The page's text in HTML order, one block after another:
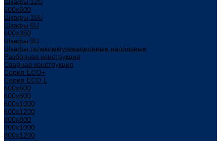
600x600
Шкафы 15U
Шкафы 6U
600x350
Шкафы 9U
Шкафы телекоммуникационные напольные
Разборная конструкция
Сварная конструкция
Серия ECO+
Серия ECO L
600x600
600x800
600х1000
600х1200
800x800
800х1000
800х1200